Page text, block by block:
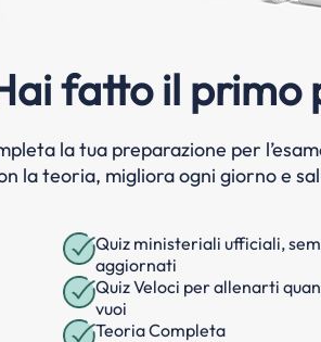
fatto il primo
la tua preparazione per
la teoria, migliora ogni giorno e
Quiz ministeriali ufficiali,
aggiornati
Quiz Veloci per allenarti
vuoi
Teoria Completa